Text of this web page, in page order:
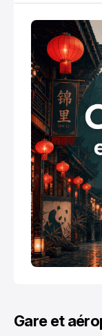
pressée.
Gare et